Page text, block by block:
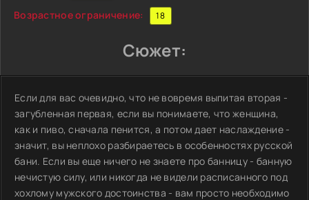
Возрастное ограничение: 18
Сюжет:
Если для вас очевидно, что не вовремя выпитая вторая -
загубленная первая, если вы понимаете, что женщина,
как и пиво, сначала пенится, а потом дает наслаждение -
значит, вы неплохо разбираетесь в особенностях русской
бани. Если вы еще ничего не знаете про банницу - банную
нечистую силу, или никогда не видели расписанного под
хохлому мужского достоинства - вам просто необходимо